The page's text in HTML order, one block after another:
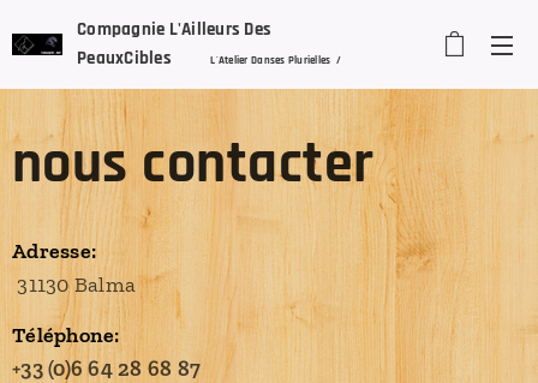
Compagnie L'Ailleurs Des
PeauxCiblesL'Atelier Danses Plurielles /
Stretch'In Dance/ Alexandra Karsenty
nous contacter
Adresse:
31130 Balma
Téléphone:
+33 (0)6 64 28 68 87